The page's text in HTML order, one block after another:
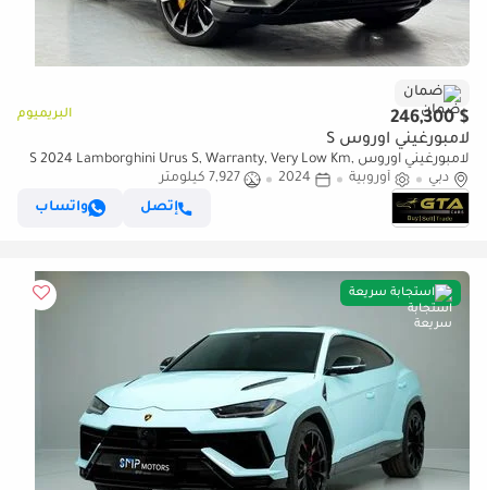
ضمان
$ 246,300 البريميوم
لامبورغيني اوروس S
لامبورغيني اوروس S 2024 Lamborghini Urus S, Warranty, Very Low Km,
Fully Loaded, Excellent Condition, European
دبي أوروبية 2024
7,927 كيلومتر
إتصل
واتساب
استجابة سريعة